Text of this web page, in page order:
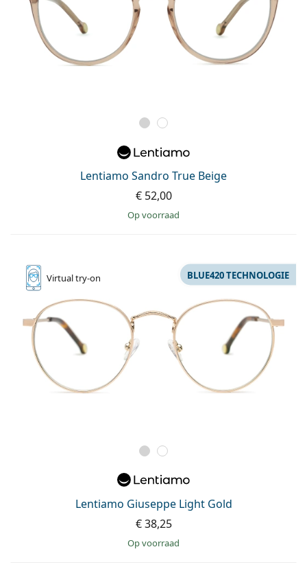
Lentiamo Sandro True Beige
€ 52,00
op voorraad
Virtualtry-on
Lentiamo Giuseppe Light Gold
BLUE420 TECHNOLOGIE
€ 38,25
op voorraad